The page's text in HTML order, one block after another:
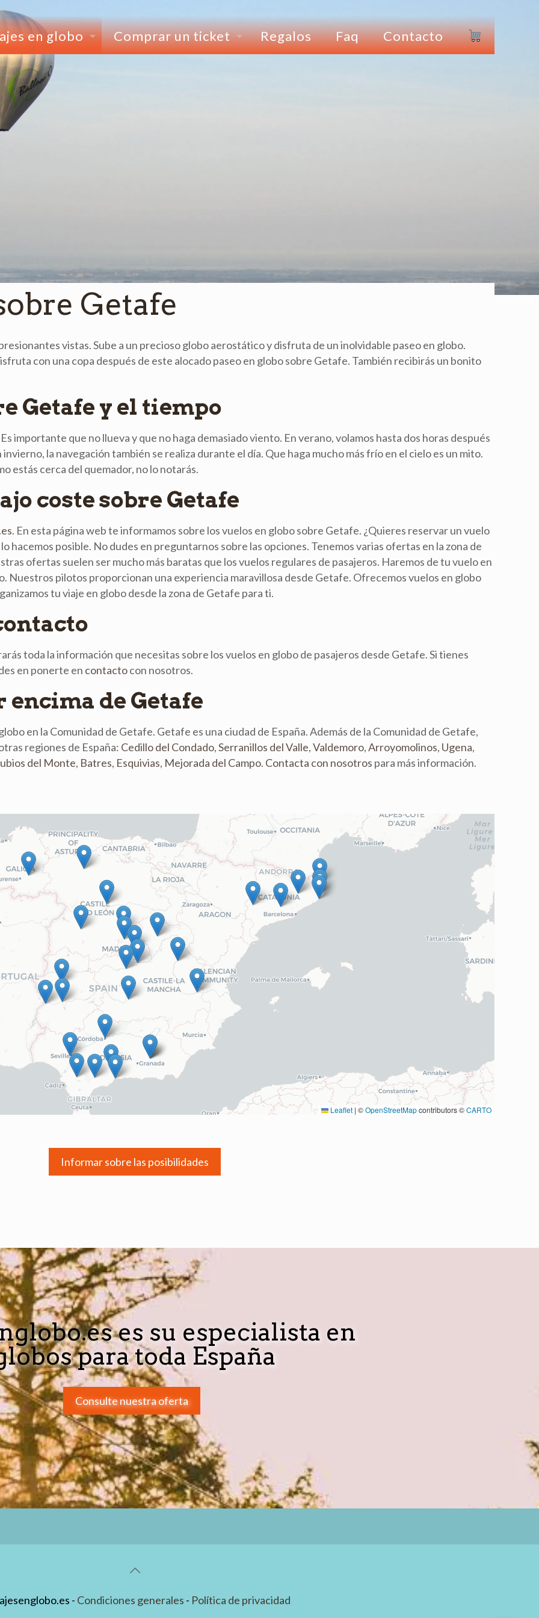
en globo Comprar un ticket Regalos Faq Contacto
Getafe
vistas. Sube a un precioso globo aerostático y disfruta de un inolvidable paseo en globo.
con una copa después de este alocado paseo en globo sobre Getafe. También recibirás un bonito
Getafe y el tiempo
importante que no llueva y que no haga demasiado viento. En verano, volamos hasta dos horas después
la navegación también se realiza durante el día. Que haga mucho más frío en el cielo es un mito.
estás cerca del quemador, no lo notarás.
coste sobre Getafe
. En esta página web te informamos sobre los vuelos en globo sobre Getafe. ¿Quieres reservar un vuelo
hacemos posible. No dudes en preguntarnos sobre las opciones. Tenemos varias ofertas en la zona de
ofertas suelen ser mucho más baratas que los vuelos regulares de pasajeros. Haremos de tu vuelo en
pilotos proporcionan una experiencia maravillosa desde Getafe. Ofrecemos vuelos en globo
tu viaje en globo desde la zona de Getafe para ti.
toda la información que necesitas sobre los vuelos en globo de pasajeros desde Getafe. Si tienes
en ponerte en contactocon nosotros.
encima de Getafe
en la Comunidad de Getafe. Getafe es una ciudad de España. Además de la Comunidad de Getafe,
regiones de España: Cedillo del Condado,Serranillos del Valle,Valdemoro,Arroyomolinos, Ugena,
del Monte, Batres, Esquivias, Mejorada del Campo. Contacta con nosotros para más información.
Leaflet | ©OpenStreetMapcontributors ©CARTO
Informar sobre las posibilidades
es su especialista en
para toda España
Consulte nuestra oferta
- Condiciones generales - Política de privacidad